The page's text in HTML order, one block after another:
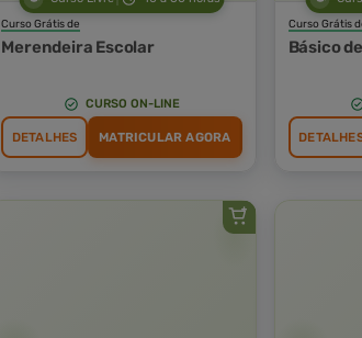
Curso Grátis de
Merendeira Escolar
CURSO ON-LINE
DETALHES MATRICULAR AGORA
Curso Grátis
Básico